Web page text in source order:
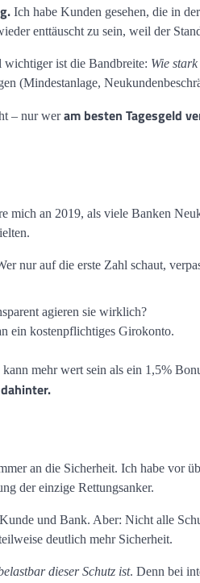
Ich habe Kunden gesehen, die in
enttäuscht zu sein, weil der
wichtiger ist die Bandbreite: Wie
(Mindestanlage,
– nur weram besten Tagesgeld
mich an 2019, als viele Banken
nur auf die erste Zahl schaut,
agieren sie wirklich?
ein kostenpflichtiges Girokonto.
mehr wert sein als ein 1,5%
an die Sicherheit. Ich habe vor
der einzige Rettungsanker.
und Bank. Aber: Nicht alle
deutlich mehr Sicherheit.
dieser Schutz ist. Denn bei